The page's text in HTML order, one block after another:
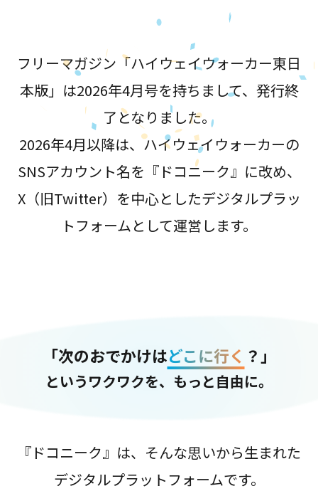
フリーマガジン「ハイウェイウォーカー東日
本版」は2026年4月号を持ちまして、発行終
了となりました。
2026年4月以降は、ハイウェイウォーカーの
SNSアカウント名を『ドコニーク』に改め、
X（旧Twitter）を中心としたデジタルプラッ
トフォームとして運営します。
「次のおでかけはどこに行く ？」
というワクワクを、もっと自由に。
『ドコニーク』は、そんな思いから生まれた
デジタルプラットフォームです。